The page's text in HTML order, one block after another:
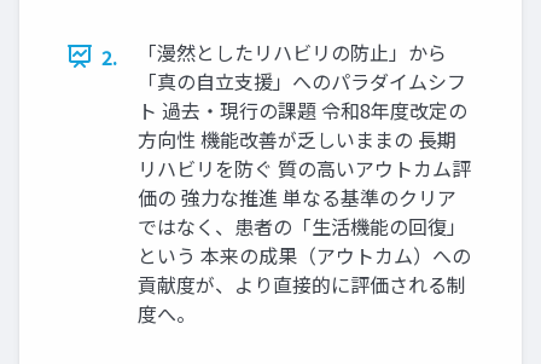
2.
「漫然としたリハビリの防止」から
「真の自立支援」へのパラダイムシフ
ト 過去・現行の課題 令和8年度改定の
方向性 機能改善が乏しいままの 長期
リハビリを防ぐ 質の高いアウトカム評
価の 強力な推進 単なる基準のクリア
ではなく、患者の「生活機能の回復」
という 本来の成果（アウトカム）への
貢献度が、より直接的に評価される制
度へ。